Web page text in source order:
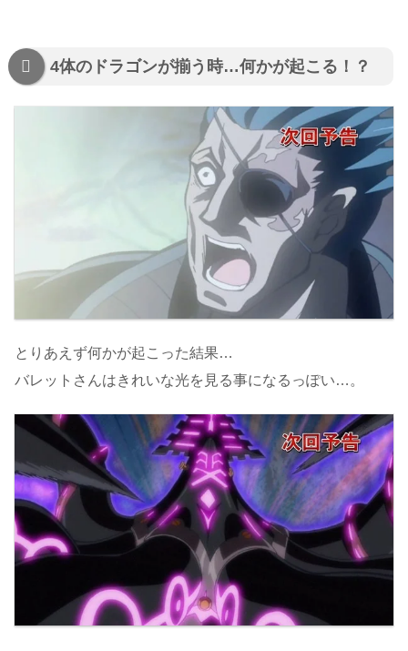
4体のドラゴンが揃う時…何かが起こる！？
とりあえず何かが起こった結果…
バレットさんはきれいな光を見る事になるっぽい…。